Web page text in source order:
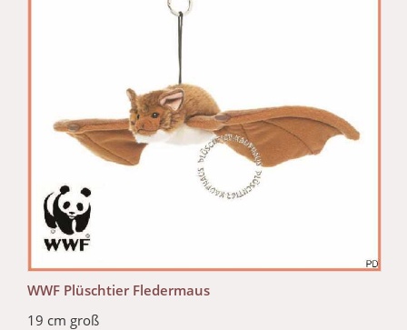
WWF Plüschtier Fledermaus
19 cm groß